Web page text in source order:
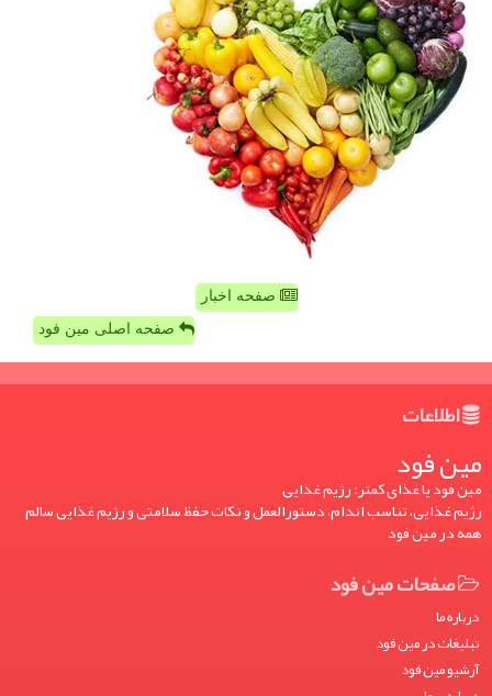
صفحه اخبار
صفحه اصلی مین فود
اطلاعات
مین فود
مین فود یا غذای کمتر: رژیم غذایی
رژیم غذایی، تناسب اندام، دستورالعمل و نکات حفظ سلامتی و رژیم غذایی سالم
همه در مین فود
صفحات مین فود
درباره ما
تبلیغات در مین فود
آرشیو مین فود